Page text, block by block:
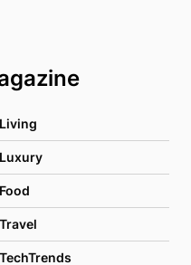
Living
Luxury
Food
Travel
TechTrends